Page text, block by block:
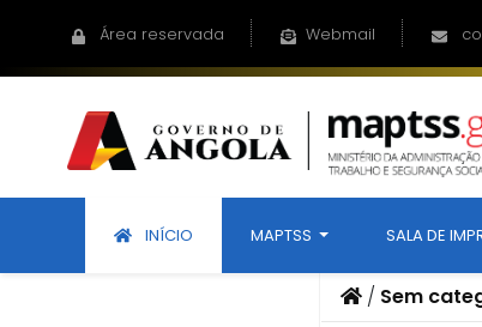
Área reservada Webmail
INÍCIO MAPTSS SALA DE
/ Sem